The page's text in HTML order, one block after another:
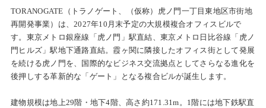
TORANOGATE（トラノゲート、（仮称）虎ノ門一丁目東地区市街地
再開発事業）は、2027年10月末予定の大規模複合オフィスビルで
す。東京メトロ銀座線「虎ノ門」駅直結、東京メトロ日比谷線「虎ノ
門ヒルズ」駅地下通路直結。霞ヶ関に隣接したオフィス街として発展
を続ける虎ノ門を、国際的なビジネス交流拠点としてさらなる進化を
後押しする革新的な「ゲート」となる複合ビルが誕生します。
建物規模は地上29階・地下4階、高さ約171.31m。1階には地下鉄駅直